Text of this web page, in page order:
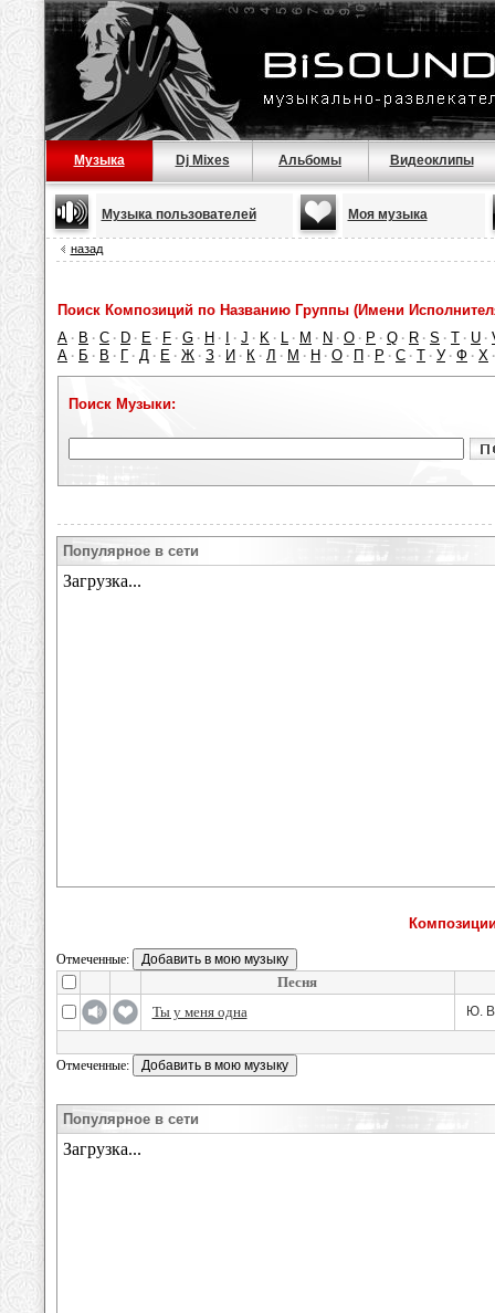
Музыка Dj Mixes Альбомы Видеоклипы
Музыка пользователей Моя музыка
назад
Поиск Композиций по Названию Группы (Имени
A · B · C · D · E · F · G · H · · J · K · L · M · N · O · P · Q · R · S · T · U ·
А · Б · В · Г · Д · Е · Ж · З · И · К · Л · М · Н · О · П · Р · С · Т · У · Ф · Х
Поиск Музыки:
Популярное в сети
Отмеченные:
Песня
Ты у меня одна
Ю.
Отмеченные:
Популярное в сети